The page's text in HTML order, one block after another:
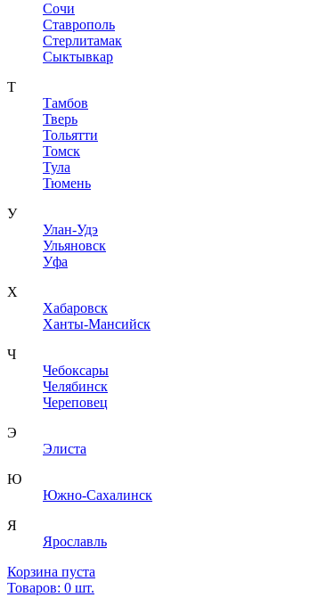
Сочи
Ставрополь
Стерлитамак
Сыктывкар
Т
Тамбов
Тверь
Тольятти
Томск
Тула
Тюмень
У
Улан-Удэ
Ульяновск
Уфа
Х
Хабаровск
Ханты-Мансийск
Ч
Чебоксары
Челябинск
Череповец
Э
Элиста
Ю
Южно-Сахалинск
Я
Ярославль
Корзина пуста
Товаров: 0 шт.